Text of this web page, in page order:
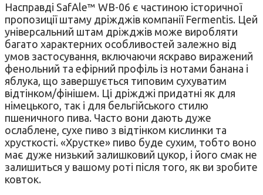
Насправді SafAle™ WB-06 є частиною історичної
пропозиції штаму дріжджів компанії Fermentis. Цей
універсальний штам дріжджів може виробляти
багато характерних особливостей залежно від
умов застосування, включаючи яскраво виражений
фенольний та ефірний профіль із нотами банана і
яблука, що завершується типовим сухуватим
відтінком/фінішем. Ці дріжджі придатні як для
німецького, так і для бельгійського стилю
пшеничного пива. Часто вони дають дуже
ослаблене, сухе пиво з відтінком кислинки та
хрусткості. «Хрустке» пиво буде сухим, тобто воно
має дуже низький залишковий цукор, і його смак не
залишиться у вашому роті після того, як ви зробите
ковток.